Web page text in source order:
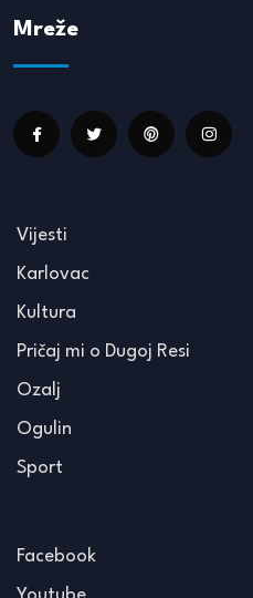
Mreže
Vijesti
Karlovac
Kultura
Pričaj mi o Dugoj Resi
Ozalj
Ogulin
Sport
Facebook